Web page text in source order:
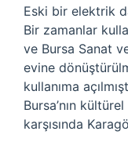
Eski bir elektrik
Bir zamanlar
ve Bursa Sanat
evine
kullanıma
Bursa’nın
karşısında